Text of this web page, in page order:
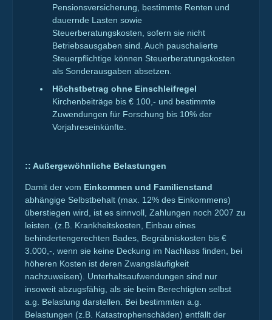
Pensionsversicherung, bestimmte Renten und
dauernde Lasten sowie
Steuerberatungskosten, sofern sie nicht
Betriebsausgaben sind. Auch pauschalierte
Steuerpflichtige können Steuerberatungskosten
als Sonderausgaben absetzen.
Höchstbetrag ohne Einschleifregel
Kirchenbeiträge bis € 100,- und bestimmte
Zuwendungen für Forschung bis 10% der
Vorjahreseinkünfte.
:: Außergewöhnliche Belastungen
Damit der vom Einkommen und Familienstand
abhängige Selbstbehalt (max. 12% des Einkommens)
überstiegen wird, ist es sinnvoll, Zahlungen noch 2007 zu
leisten. (z.B. Krankheitskosten, Einbau eines
behindertengerechten Bades, Begräbniskosten bis €
3.000,-, wenn sie keine Deckung im Nachlass finden, bei
höheren Kosten ist deren Zwangsläufigkeit
nachzuweisen). Unterhaltsaufwendungen sind nur
insoweit abzugsfähig, als sie beim Berechtigten selbst
a.g. Belastung darstellen. Bei bestimmten a.g.
Belastungen (z.B. Katastrophenschäden) entfällt der